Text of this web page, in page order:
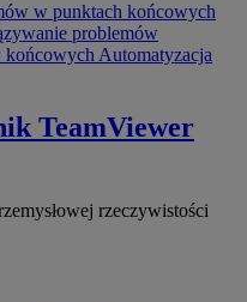
w punktach końcowych
problemów
końcowych Automatyzacja
TeamViewer
rzeczywistości